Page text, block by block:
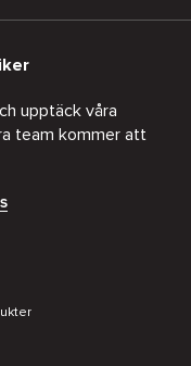
upptäck våra
team kommer att